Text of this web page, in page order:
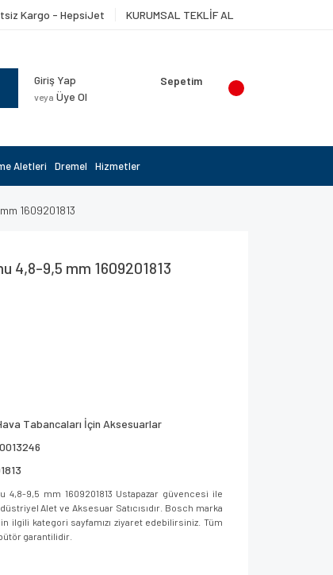
Kargo - HepsiJet KURUMSAL TEKLİF AL
Giriş Yap
veya Üye Ol
Sepetim
Aletleri Dremel Hizmetler
1609201813
4,8-9,5 mm 1609201813
Tabancaları İçin Aksesuarlar
4,8-9,5 mm 1609201813 Ustapazar güvencesi ile
Alet ve Aksesuar Satıcısıdır. Bosch marka
ilgili kategori sayfamızı ziyaret edebilirsiniz. Tüm
garantilidir.